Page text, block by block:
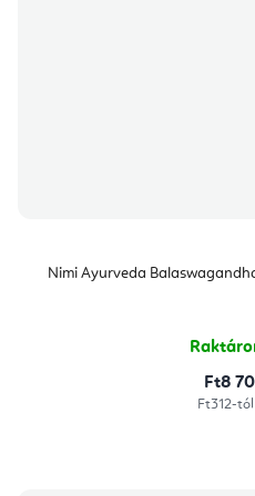
Nimi Ayurveda
Ft8
Egységár:
Ft312-